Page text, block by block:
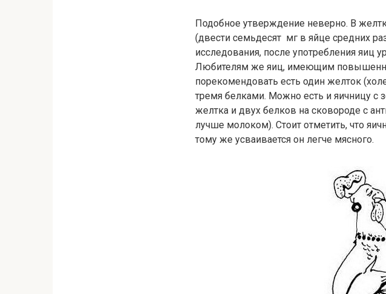
Подобное утверждение неверно. В
(двести семьдесят мг в яйце средних
исследования, после употребления яиц
Любителям же яиц, имеющим
порекомендовать есть один желток
тремя белками. Можно есть и яичницу с
желтка и двух белков на сковороде с
лучше молоком). Стоит отметить, что
тому же усваивается он легче мясного.